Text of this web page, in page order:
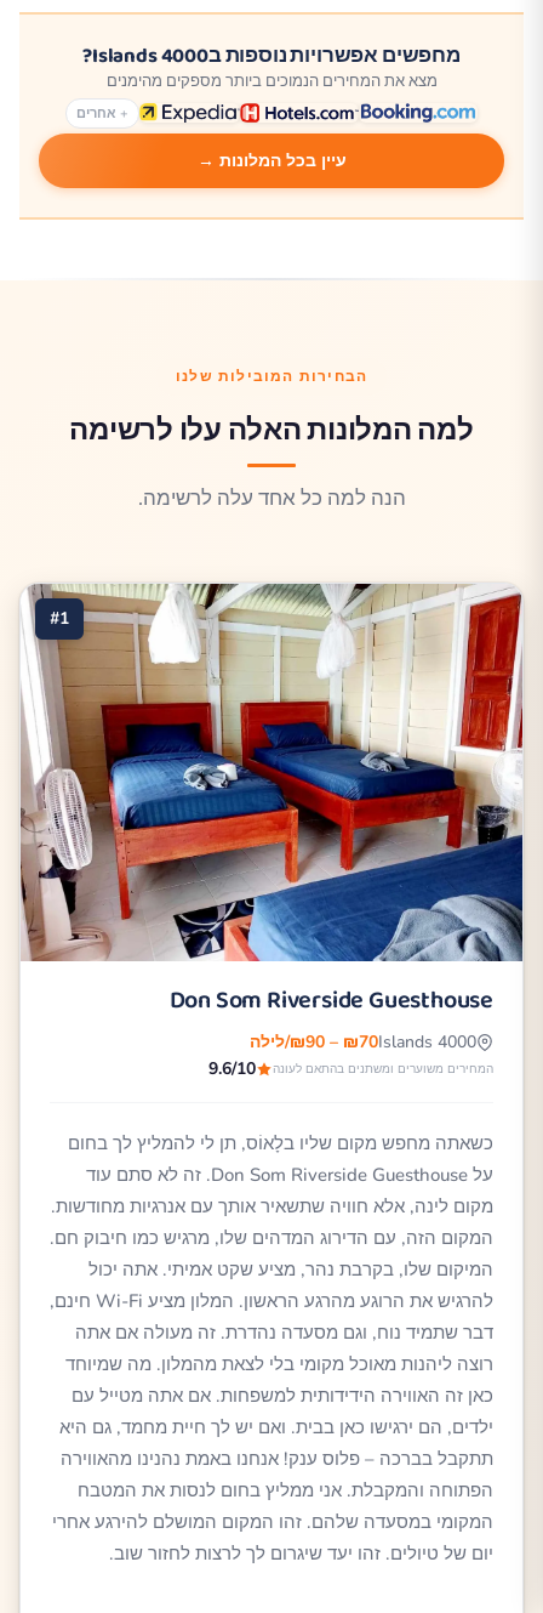
מחפשים אפשרויות נוספות ב4000 Islands?
מצא את המחירים הנמוכים ביותר מספקים מהימנים
+ אחרים
עיין בכל המלונות →
הבחירות המובילות שלנו
למה המלונות האלה עלו לרשימה
הנה למה כל אחד עלה לרשימה.
#1
Don Som Riverside Guesthouse
4000 Islands ₪70 – ₪90/לילה
המחירים משוערים ומשתנים בהתאם לעונה 9.6/10
כשאתה מחפש מקום שליו בלָאוֹס, תן לי להמליץ לך בחום
על Don Som Riverside Guesthouse. זה לא סתם עוד
מקום לינה, אלא חוויה שתשאיר אותך עם אנרגיות מחודשות.
המקום הזה, עם הדירוג המדהים שלו, מרגיש כמו חיבוק חם.
המיקום שלו, בקרבת נהר, מציע שקט אמיתי. אתה יכול
להרגיש את הרוגע מהרגע הראשון. המלון מציע Wi-Fi חינם,
דבר שתמיד נוח, וגם מסעדה נהדרת. זה מעולה אם אתה
רוצה ליהנות מאוכל מקומי בלי לצאת מהמלון. מה שמיוחד
כאן זה האווירה הידידותית למשפחות. אם אתה מטייל עם
ילדים, הם ירגישו כאן בבית. ואם יש לך חיית מחמד, גם היא
תתקבל בברכה – פלוס ענק! אנחנו באמת נהנינו מהאווירה
הפתוחה והמקבלת. אני ממליץ בחום לנסות את המטבח
המקומי במסעדה שלהם. זהו המקום המושלם להירגע אחרי
יום של טיולים. זהו יעד שיגרום לך לרצות לחזור שוב.